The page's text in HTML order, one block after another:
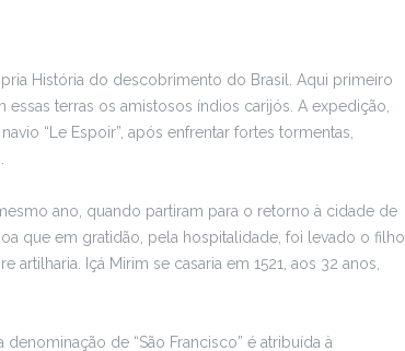
História do descobrimento do Brasil. Aqui primeiro
terras os amistosos índios carijós. A expedição,
“Le Espoir”, após enfrentar fortes tormentas,
ano, quando partiram para o retorno à cidade de
que em gratidão, pela hospitalidade, foi levado o filho
Içá Mirim se casaria em 1521, aos 32 anos,
de “São Francisco” é atribuída à